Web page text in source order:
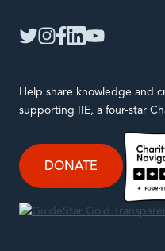
Help share knowledge and
supporting IIE, a four-star
DONATE